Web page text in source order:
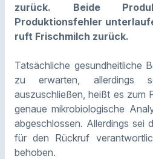
zurück. Beide
Produktionsfehler
ruft Frischmilch zurück.
Tatsächliche gesundheitliche
zuerwarten,
auszuschließen, heißt es zum
genaue mikrobiologische
abgeschlossen. Allerdings sei
für den Rückruf
behoben.